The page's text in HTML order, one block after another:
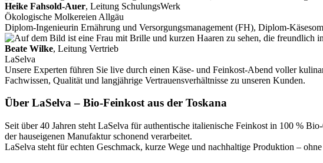
Heike Fahsold-Auer, Leitung SchulungsWerk
Ökologische Molkereien Allgäu
Diplom-Ingenieurin Ernährung und Versorgungsmanagement (FH), Diplom-
Beate Wilke, Leitung Vertrieb
LaSelva
Unsere Experten führen Sie live durch einen Käse- und Feinkost-Abend voller
Fachwissen, Qualität und langjährige Vertrauensverhältnisse zu unseren Kunden.
Über LaSelva – Bio-Feinkost aus der Toskana
Seit über 40 Jahren steht LaSelva für authentische italienische Feinkost in 100 %
der hauseigenen Manufaktur schonend verarbeitet.
LaSelva steht für echten Geschmack, kurze Wege und nachhaltige Produktion –